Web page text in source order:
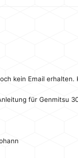
kein Email erhalten.
für Genmitsu